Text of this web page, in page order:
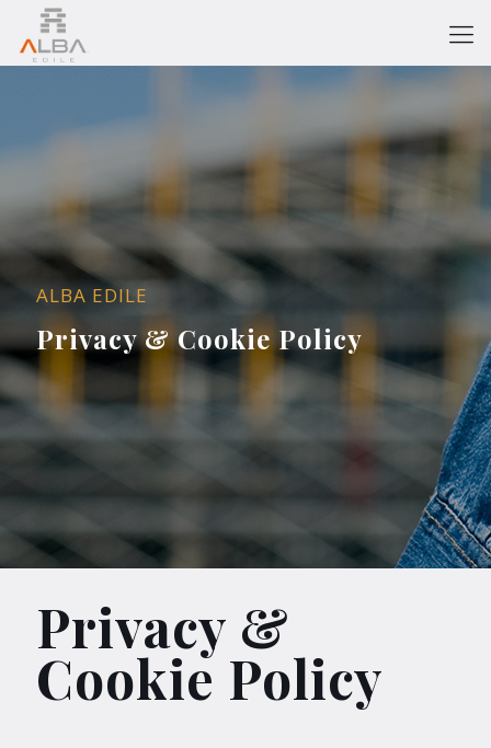
ALBA EDILE
Privacy & Cookie Policy
Privacy &
Cookie Policy